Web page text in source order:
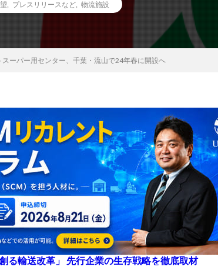
プレスリリースなど 物流施設
ーパー用センター、千葉・流山で24年春に開設へ
る輸送改革」 先行企業の生存戦略を徹底取材